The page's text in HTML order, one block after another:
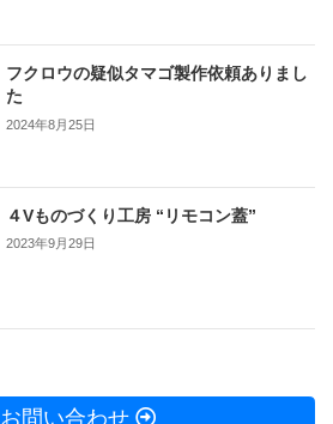
フクロウの疑似タマゴ製作依頼ありまし
た
2024年8月25日
４Vものづくり工房 “リモコン蓋”
2023年9月29日
お問い合わせ